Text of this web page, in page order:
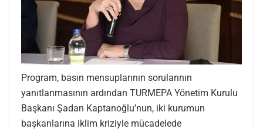
Program, basın mensuplarının sorularının
yanıtlanmasının ardından TURMEPA Yönetim Kurulu
Başkanı Şadan Kaptanoğlu’nun, iki kurumun
başkanlarına iklim kriziyle mücadelede